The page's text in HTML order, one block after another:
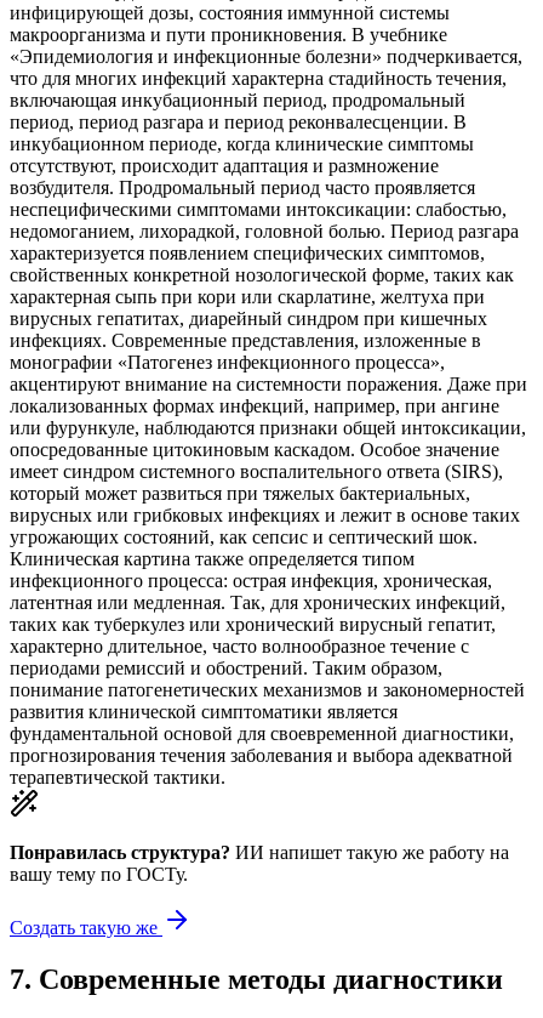
инфицирующей дозы, состояния иммунной системы
макроорганизма и пути проникновения. В учебнике
«Эпидемиология и инфекционные болезни» подчеркивается,
что для многих инфекций характерна стадийность течения,
включающая инкубационный период, продромальный
период, период разгара и период реконвалесценции. В
инкубационном периоде, когда клинические симптомы
отсутствуют, происходит адаптация и размножение
возбудителя. Продромальный период часто проявляется
неспецифическими симптомами интоксикации: слабостью,
недомоганием, лихорадкой, головной болью. Период разгара
характеризуется появлением специфических симптомов,
свойственных конкретной нозологической форме, таких как
характерная сыпь при кори или скарлатине, желтуха при
вирусных гепатитах, диарейный синдром при кишечных
инфекциях. Современные представления, изложенные в
монографии «Патогенез инфекционного процесса»,
акцентируют внимание на системности поражения. Даже при
локализованных формах инфекций, например, при ангине
или фурункуле, наблюдаются признаки общей интоксикации,
опосредованные цитокиновым каскадом. Особое значение
имеет синдром системного воспалительного ответа (SIRS),
который может развиться при тяжелых бактериальных,
вирусных или грибковых инфекциях и лежит в основе таких
угрожающих состояний, как сепсис и септический шок.
Клиническая картина также определяется типом
инфекционного процесса: острая инфекция, хроническая,
латентная или медленная. Так, для хронических инфекций,
таких как туберкулез или хронический вирусный гепатит,
характерно длительное, часто волнообразное течение с
периодами ремиссий и обострений. Таким образом,
понимание патогенетических механизмов и закономерностей
развития клинической симптоматики является
фундаментальной основой для своевременной диагностики,
прогнозирования течения заболевания и выбора адекватной
терапевтической тактики.
Понравилась структура? ИИ напишет такую же работу на
вашу тему по ГОСТу.
Создать такую же
7. Современные методы диагностики